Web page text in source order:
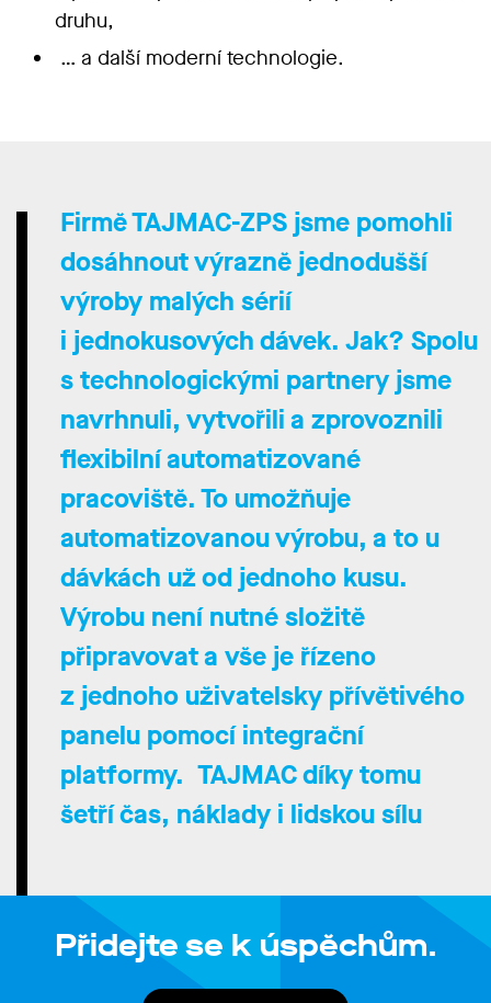
druhu,
… a další moderní technologie.
Firmě TAJMAC-ZPS jsme pomohli
dosáhnout výrazně jednodušší
výroby malých sérií
i jednokusových dávek. Jak? Spolu
s technologickými partnery jsme
navrhnuli, vytvořili a zprovoznili
flexibilní automatizované
pracoviště. To umožňuje
automatizovanou výrobu, a to u
dávkách už od jednoho kusu.
Výrobu není nutné složitě
připravovat a vše je řízeno
z jednoho uživatelsky přívětivého
panelu pomocí integrační
platformy. TAJMAC díky tomu
šetří čas, náklady i lidskou sílu
Přidejte se k úspěchům.